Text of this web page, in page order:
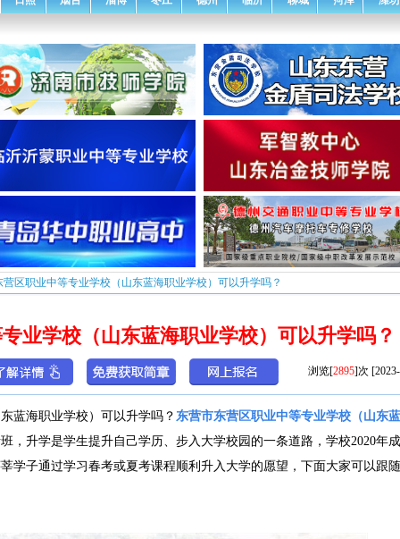
营区职业中等专业学校（山东蓝海职业学校）可以升学吗？
业学校（山东蓝海职业学校）可以升学吗？
浏览[2895]次
蓝海职业学校）可以升学吗？ 东营市东营区职业中等专业学校（山东
，升学是学生提升自己学历、步入大学校园的一条道路，学校2020年
学子通过学习春考或夏考课程顺利升入大学的愿望 ，下面大家可以跟